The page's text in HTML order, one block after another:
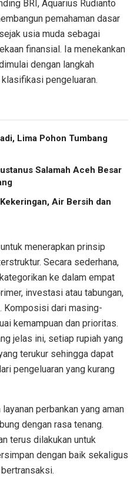
BRI, Aquarius Rudianto
pemahaman dasar
sejak usia muda sebagai
finansial. Ia menekankan
dengan langkah
klasifikasi pengeluaran.
Lima Pohon Tumbang
Salamah Aceh Besar
Air Bersih dan
untuk menerapkan prinsip
. Secara sederhana,
ke dalam empat
investasi atau tabungan,
. Komposisi dari masing-
kemampuan dan prioritas.
jelas ini, setiap rupiah yang
terukur sehingga dapat
pengeluaran yang kurang
layanan perbankan yang aman
dengan rasa tenang.
terus dilakukan untuk
dengan baik sekaligus
bertransaksi.